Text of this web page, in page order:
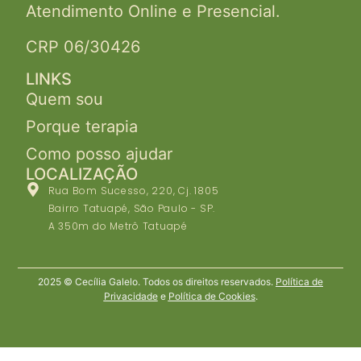
Atendimento Online e Presencial.
CRP 06/30426
LINKS
Quem sou
Porque terapia
Como posso ajudar
LOCALIZAÇÃO
Rua Bom Sucesso, 220, Cj. 1805
Bairro Tatuapé, São Paulo - SP.
A 350m do Metrô Tatuapé
2025 © Cecília Galelo. Todos os direitos reservados. Política de
Privacidadee Política de Cookies.